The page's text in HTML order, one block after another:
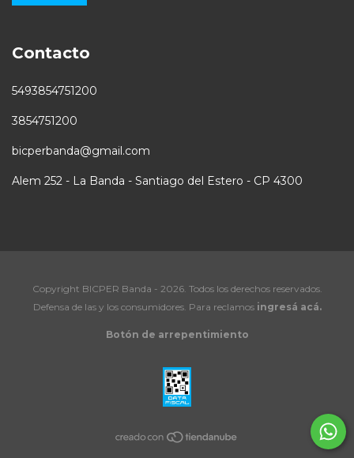
Contacto
5493854751200
3854751200
bicperbanda@gmail.com
Alem 252 - La Banda - Santiago del Estero - CP 4300
Copyright BICPER Banda - 2026. Todos los derechos reservados.
Defensa de las y los consumidores. Para reclamos ingresá acá.
Botón de arrepentimiento